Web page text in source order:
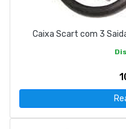
Caixa Scart com 3